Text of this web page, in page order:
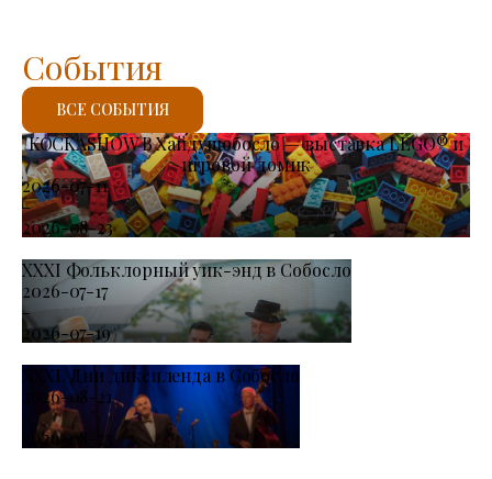
KOCKASHOW В Хайдушобосло — выставка LEGO® и
игровой домик
2026-07-11
-
2026-08-23
XXXI Фольклорный уик-энд в Собосло
2026-07-17
-
2026-07-19
XXXI. Дни диксиленда в Собосло
2026-08-21
-
2026-08-23
События
ВСЕ СОБЫТИЯ